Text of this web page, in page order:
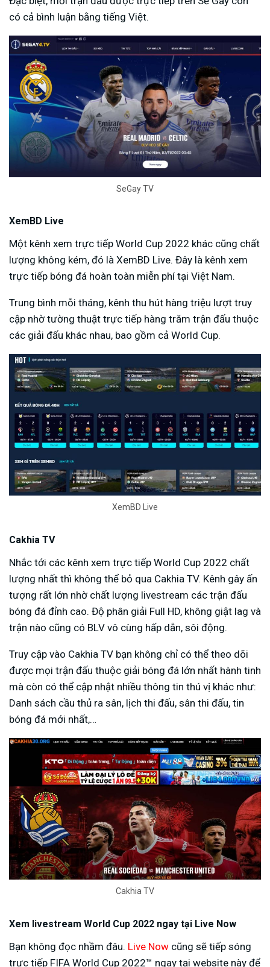
có cả bình luận bằng tiếng Việt.
SeGay TV
XemBD Live
Một kênh xem trực tiếp World Cup 2022 khác cũng chất
lượng không kém, đó là XemBD Live. Đây là kênh xem
trực tiếp bóng đá hoàn toàn miễn phí tại Việt Nam.
Trung bình mỗi tháng, kênh thu hút hàng triệu lượt truy
cập nhờ tường thuật trực tiếp hàng trăm trận đấu thuộc
các giải đấu khác nhau, bao gồm cả World Cup.
XemBD Live
Cakhia TV
Nhắc tới các kênh xem trực tiếp World Cup 2022 chất
lượng nhất thì không thể bỏ qua Cakhia TV. Kênh gây ấn
tượng rất lớn nhờ chất lượng livestream các trận đấu
bóng đá đỉnh cao. Độ phân giải Full HD, không giật lag và
trận nào cũng có BLV vô cùng hấp dẫn, sôi động.
Truy cập vào Cakhia TV bạn không chỉ có thể theo dõi
được mọi trận đấu thuộc giải bóng đá lớn nhất hành tinh
mà còn có thể cập nhật nhiều thông tin thú vị khác như:
Danh sách cầu thủ ra sân, lịch thi đấu, sân thi đấu, tin
bóng đá mới nhất,…
Cakhia TV
Xem livestream World Cup 2022 ngay tại Live Now
Bạn không đọc nhầm đâu. Live Now cũng sẽ tiếp sóng
trực tiếp FIFA World Cup 2022™ ngay tại website này để